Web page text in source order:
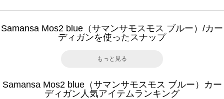
Samansa Mos2 blue（サマンサモスモス ブルー）/カー
ディガンを使ったスナップ
もっと見る
Samansa Mos2 blue（サマンサモスモス ブルー）カー
ディガン人気アイテムランキング